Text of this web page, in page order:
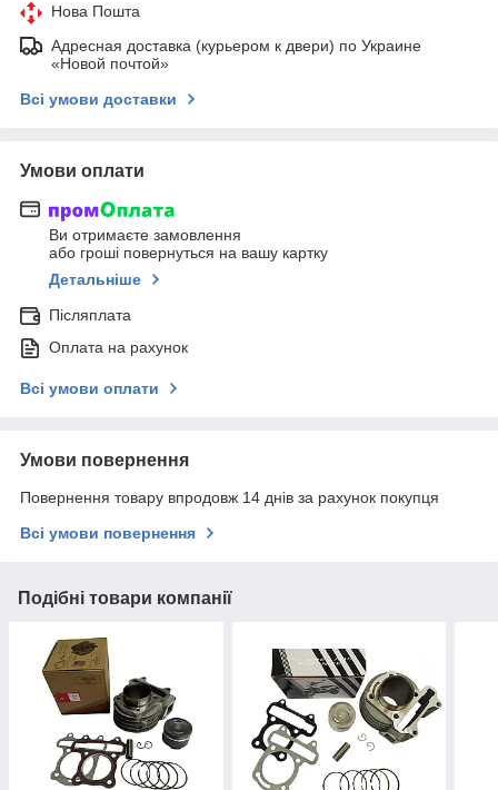
Нова Пошта
Адресная доставка (курьером к двери) по Украине
«Новой почтой»
Всі умови доставки
Умови оплати
Ви отримаєте замовлення
або гроші повернуться на вашу картку
Детальніше
Післяплата
Оплата на рахунок
Всі умови оплати
Умови повернення
Повернення товару впродовж 14 днів за рахунок покупця
Всі умови повернення
Подібні товари компанії